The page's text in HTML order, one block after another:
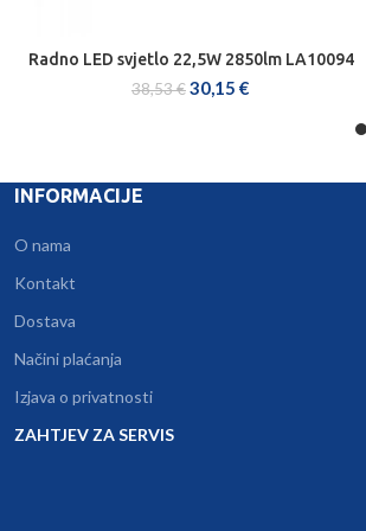
DODAJ U KOŠARICU
Radno LED svjetlo 22,5W 2850lm LA10094
38,53€30,15 €
INFORMACIJE
O nama
Kontakt
Dostava
Načini plaćanja
Izjava o privatnosti
ZAHTJEV ZA SERVIS